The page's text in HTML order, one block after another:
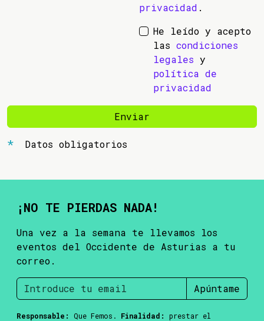
privacidad .
He leído y acepto
las condiciones
legales y
política de
privacidad
Enviar
Datos obligatorios
¡NO TE PIERDAS NADA!
Una vez a la semana te llevamos los
eventos del Occidente de Asturias a tu
correo.
Apúntame
Responsable: Que Femos. Finalidad:
prestar el